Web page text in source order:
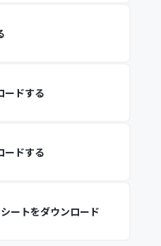
ードする
ードする
ートをダウンロード